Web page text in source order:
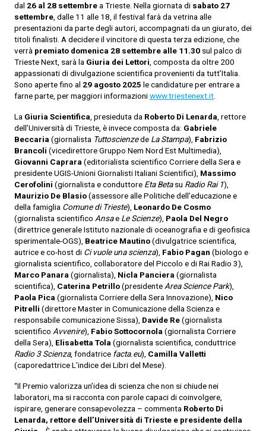
dal 26 al 28 settembrea Trieste. Nella giornata di sabato 27
settembre, dalle 11 alle 18, il festival farà da vetrina alle
presentazioni da parte degli autori, accompagnati da un giurato, dei
titoli finalisti. A decidere il vincitore di questa terza edizione, che
verrà premiato domenica 28 settembre alle 11.30 sul palco di
Trieste Next, sarà la Giuria dei Lettori, composta da oltre 200
appassionati di divulgazione scientifica provenienti da tutt’Italia.
Sono aperte fino al 29 agosto 2025 le candidature per entrare a
farne parte, per maggiori informazioniwww.triestenext.it.
La Giuria Scientifica, presieduta da Roberto Di Lenarda, rettore
dell’Università di Trieste, è invece composta da: Gabriele
Beccaria (giornalista Tuttoscienzede La Stampa), Fabrizio
Brancoli (vicedirettore Gruppo Nem Nord Est Multimedia),
Giovanni Caprara (editorialista scientifico Corriere della Sera e
presidente UGIS-Unioni Giornalisti Italiani Scientifici), Massimo
Cerofolini (giornalista e conduttore Eta Betasu Radio Rai 1),
Maurizio De Blasio(assessore alle Politiche dell’educazione e
della famiglia Comune diTrieste), Leonardo De Cosmo
(giornalista scientifico Ansae Le Scienze), Paola Del Negro
(direttrice generale Istituto nazionale di oceanografia e di geofisica
sperimentale-OGS), Beatrice Mautino(divulgatrice scientifica,
autrice e co-host di Ci vuole una scienza), Fabio Pagan (biologo e
giornalista scientifico, collaboratore del Piccolo e di Rai Radio 3),
Marco Panara (giornalista), Nicla Panciera (giornalista
scientifica), Caterina Petrillo(presidenteArea Science Park),
Paola Pica (giornalista Corriere della Sera Innovazione), Nico
Pitrelli (direttore Master in Comunicazione della Scienza e
responsabile comunicazione Sissa), Davide Re(giornalista
scientifico Avvenire), Fabio Sottocornola (giornalista Corriere
della Sera), Elisabetta Tola (giornalista scientifica, conduttrice
Radio 3 Scienza, fondatrice facta.eu), Camilla Valletti
(caporedattrice L’indice dei Libri del Mese).
“Il Premio valorizza un’idea di scienza che non si chiude nei
laboratori, ma si racconta con parole capaci di coinvolgere,
ispirare, generare consapevolezza – commenta Roberto Di
Lenarda, rettore dell’Università di Trieste e presidente della